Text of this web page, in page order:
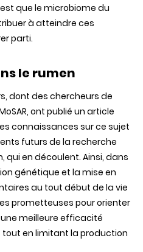
que le microbiome du
à atteindre ces
parti.
le rumen
dont des chercheurs de
MoSAR, ont publié un article
connaissances sur ce sujet
futurs de la recherche
qui en découlent. Ainsi, dans
génétique et la mise en
au tout début de la vie
prometteuses pour orienter
meilleure efficacité
en limitant la production